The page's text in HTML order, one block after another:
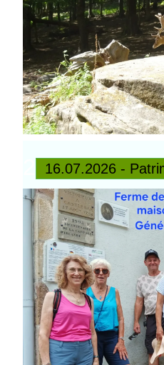
16.07.2026 -